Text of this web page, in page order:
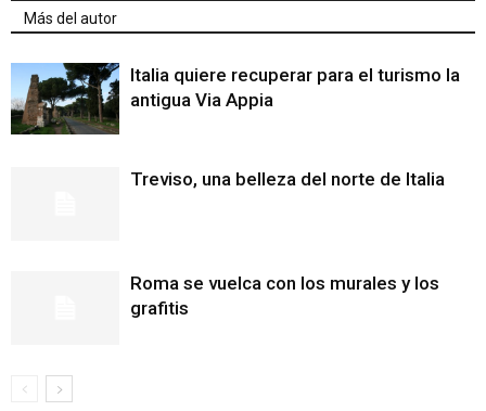
Más del autor
Italia quiere recuperar para el turismo la
antigua Via Appia
Treviso, una belleza del norte de Italia
Roma se vuelca con los murales y los
grafitis